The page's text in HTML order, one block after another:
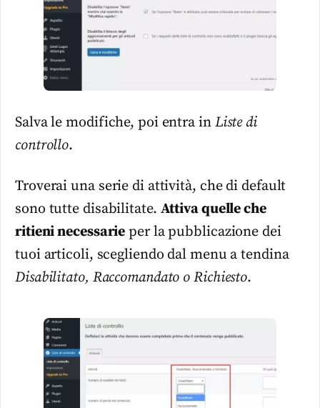
Salva le modifiche, poi entra in Liste di
controllo.
Troverai una serie di attività, che di default
sono tutte disabilitate. Attiva quelle che
ritieni necessarie per la pubblicazione dei
tuoi articoli, scegliendo dal menu a tendina
Disabilitato, Raccomandato o Richiesto.